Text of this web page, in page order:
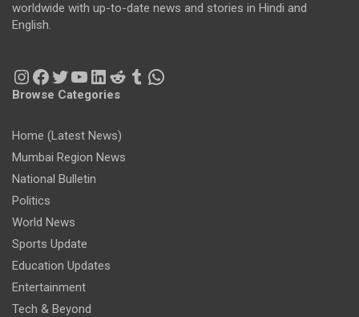
worldwide with up-to-date news and stories in Hindi and
English.
Instagram
Facebook
Twitter
YouTube
LinkedIn
Reddit
Tumblr
WhatsApp
Browse Categories
Home (Latest News)
Mumbai Region News
National Bulletin
Politics
World News
Sports Update
Education Updates
Entertainment
Tech & Beyond